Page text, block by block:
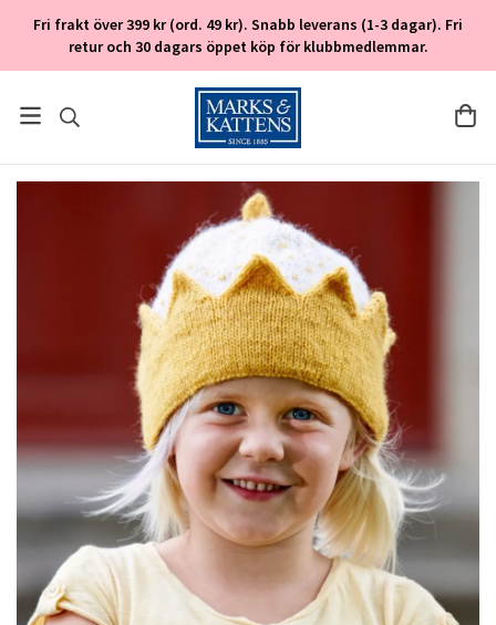
Fri frakt över 399 kr (ord. 49 kr). Snabb leverans (1-3 dagar). Fri
retur och 30 dagars öppet köp för klubbmedlemmar.